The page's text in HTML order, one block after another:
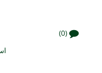
(0)